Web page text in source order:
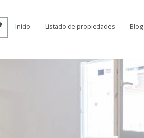
Inicio Listado de propiedades Blog